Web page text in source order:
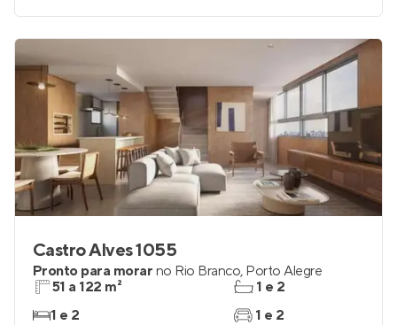
Castro Alves 1055
Pronto para morar no Rio Branco, Porto Alegre
51 a 122 m²
1 e 2
1 e 2
1 e 2